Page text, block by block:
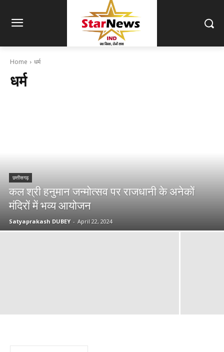
Home धर्म
धर्म
छत्तीसगढ़
कल श्री हनुमान जन्मोत्सव पर राजधानी के अनेकों
मंदिरों में भव्य आयोजन
Satyaprakash DUBEY - April 22, 2024